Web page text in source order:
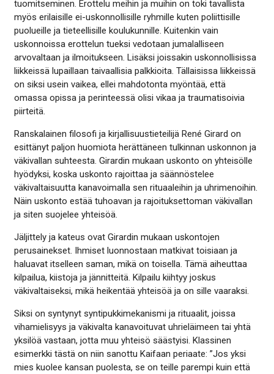
tuomitseminen. Erottelu meihin ja muihin on toki tavallista
myös erilaisille ei-uskonnollisille ryhmille kuten poliittisille
puolueille ja tieteellisille koulukunnille. Kuitenkin vain
uskonnoissa erottelun tueksi vedotaan jumalalliseen
arvovaltaan ja ilmoitukseen. Lisäksi joissakin uskonnollisissa
liikkeissä lupaillaan taivaallisia palkkioita. Tällaisissa liikkeissä
on siksi usein vaikea, ellei mahdotonta myöntää, että
omassa opissa ja perinteessä olisi vikaa ja traumatisoivia
piirteitä.
Ranskalainen filosofi ja kirjallisuustieteilijä René Girard on
esittänyt paljon huomiota herättäneen tulkinnan uskonnon ja
väkivallan suhteesta. Girardin mukaan uskonto on yhteisölle
hyödyksi, koska uskonto rajoittaa ja säännöstelee
väkivaltaisuutta kanavoimalla sen rituaaleihin ja uhrimenoihin.
Näin uskonto estää tuhoavan ja rajoituksettoman väkivallan
ja siten suojelee yhteisöä.
Jäljittely ja kateus ovat Girardin mukaan uskontojen
perusainekset. Ihmiset luonnostaan matkivat toisiaan ja
haluavat itselleen saman, mikä on toisella. Tämä aiheuttaa
kilpailua, kiistoja ja jännitteitä. Kilpailu kiihtyy joskus
väkivaltaiseksi, mikä heikentää yhteisöä ja on sille vaaraksi.
Siksi on syntynyt syntipukkimekanismi ja rituaalit, joissa
vihamielisyys ja väkivalta kanavoituvat uhrieläimeen tai yhtä
yksilöä vastaan, jotta muu yhteisö säästyisi. Klassinen
esimerkki tästä on niin sanottu Kaifaan periaate: ”Jos yksi
mies kuolee kansan puolesta, se on teille parempi kuin että